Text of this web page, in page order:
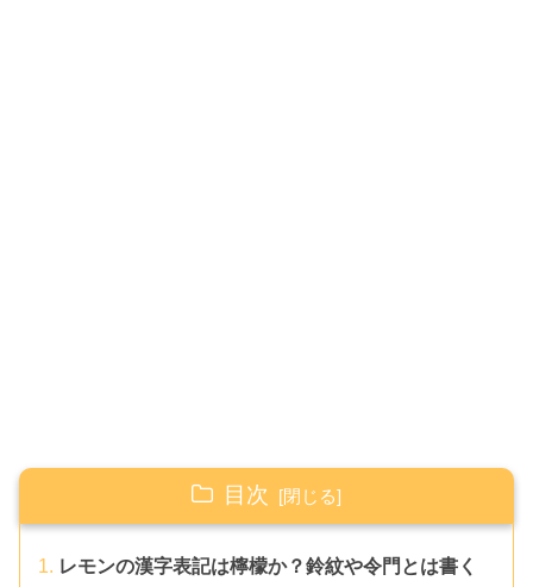
目次
レモンの漢字表記は檸檬か？鈴紋や令門とは書く